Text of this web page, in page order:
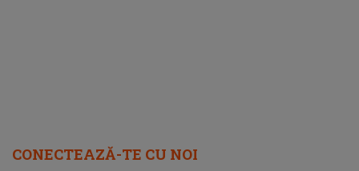
CONECTEAZĂ-TE CU NOI